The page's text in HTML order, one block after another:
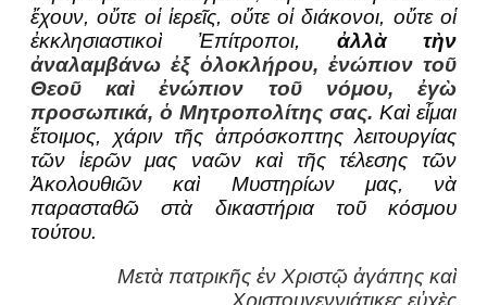
ἔχουν, οὔτε οἱ ἱερεῖς, οὔτε οἱ διάκονοι, οὔτε οἱ
ἐκκλησιαστικοὶ Ἐπίτροποι, ἀλλὰ τὴν
ἀναλαμβάνω ἐξ ὁλοκλήρου, ἐνώπιον τοῦ
Θεοῦ καὶ ἐνώπιον τοῦ νόμου, ἐγὼ
προσωπικά, ὁ Μητροπολίτης σας. Καὶ εἶμαι
ἕτοιμος, χάριν τῆς ἀπρόσκοπτης λειτουργίας
τῶν ἱερῶν μας ναῶν καὶ τῆς τέλεσης τῶν
Ἀκολουθιῶν καὶ Μυστηρίων μας, νὰ
παρασταθῶ στὰ δικαστήρια τοῦ κόσμου
τούτου.
Μετὰ πατρικῆς ἐν Χριστῷ ἀγάπης καὶ
Χριστουγεννιάτικες εὐχὲς